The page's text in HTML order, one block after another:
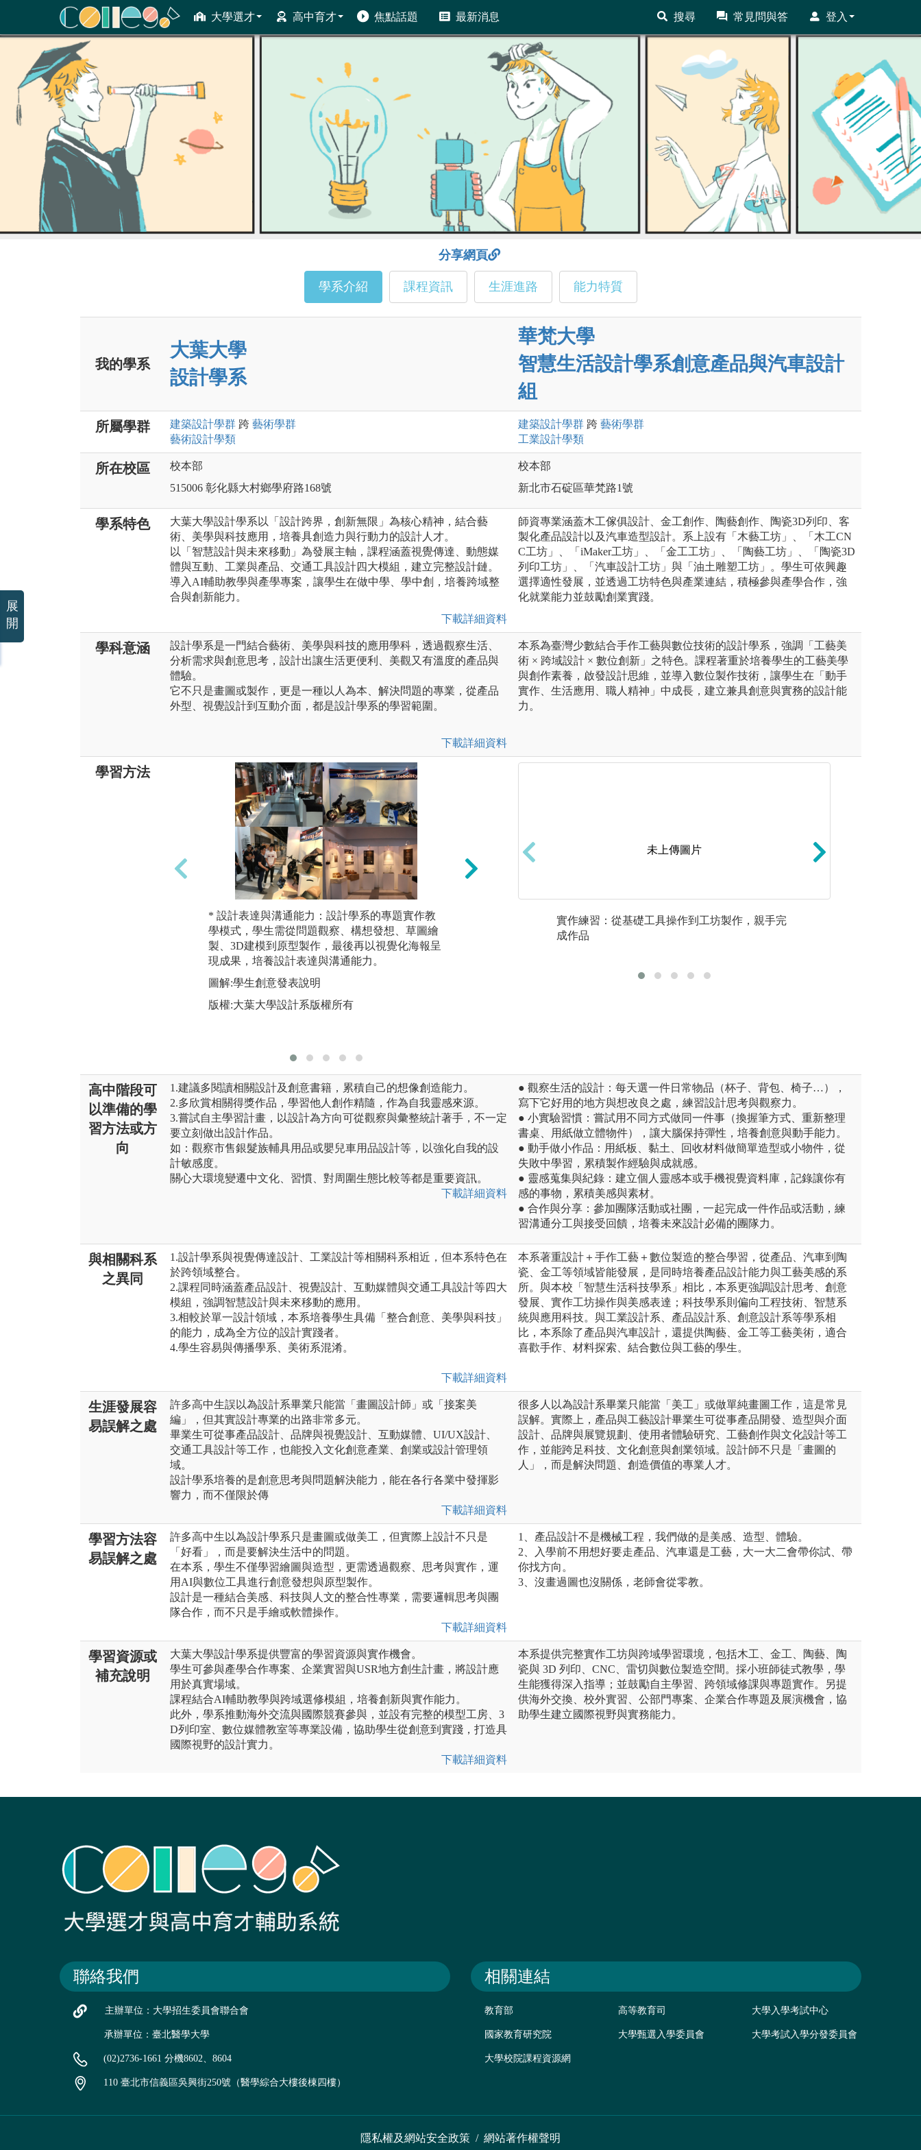
大學選才 高中育才 焦點話題 最新消息 搜尋 常見問與答 登入
ColleGo! 大學選才與高中育才輔助系統
分享網頁
學系介紹 課程資訊 生涯進路 能力特質
我的學系
大葉大學
設計學系
華梵大學
智慧生活設計學系創意產品與汽車設計
組
所屬學群 建築設計學群 跨 藝術學群
藝術設計學類
建築設計學群 跨 藝術學群
工業設計學類
所在校區
校本部
515006 彰化縣大村鄉學府路168號
校本部
新北市石碇區華梵路1號
學系特色
大葉大學設計學系以「設計跨界，創新無限」為核心精神，結合藝
術、美學與科技應用，培養具創造力與行動力的設計人才。
以「智慧設計與未來移動」為發展主軸，課程涵蓋視覺傳達、動態媒
體與互動、工業與產品、交通工具設計四大模組，建立完整設計鏈。
導入AI輔助教學與產學專案，讓學生在做中學、學中創，培養跨域整
合與創新能力。
下載詳細資料
師資專業涵蓋木工傢俱設計、金工創作、陶藝創作、陶瓷3D列印、客
製化產品設計以及汽車造型設計。系上設有「木藝工坊」、「木工CN
C工坊」、「iMaker工坊」、「金工工坊」、「陶藝工坊」、「陶瓷3D
列印工坊」、「汽車設計工坊」與「油土雕塑工坊」。學生可依興趣
選擇適性發展，並透過工坊特色與產業連結，積極參與產學合作，強
化就業能力並鼓勵創業實踐。
學科意涵
設計學系是一門結合藝術、美學與科技的應用學科，透過觀察生活、
分析需求與創意思考，設計出讓生活更便利、美觀又有溫度的產品與
體驗。
它不只是畫圖或製作，更是一種以人為本、解決問題的專業，從產品
外型、視覺設計到互動介面，都是設計學系的學習範圍。
下載詳細資料
本系為臺灣少數結合手作工藝與數位技術的設計學系，強調「工藝美
術 × 跨域設計 × 數位創新」之特色。課程著重於培養學生的工藝美學
與創作素養，啟發設計思維，並導入數位製作技術，讓學生在「動手
實作、生活應用、職人精神」中成長，建立兼具創意與實務的設計能
力。
學習方法
* 設計表達與溝通能力：設計學系的專題實作教
學模式，學生需從問題觀察、構想發想、草圖繪
製、3D建模到原型製作，最後再以視覺化海報呈
現成果，培養設計表達與溝通能力。
圖解:學生創意發表說明
版權:大葉大學設計系版權所有
* 學中做，做中學：學生在實作中探索使用者與
產品的關聯，透過手作激發思考，結合材料特
未上傳圖片
實作練習：從基礎工具操作到工坊製作，親手完
成作品
高中階段可
以準備的學
習方法或方
向
1.建議多閱讀相關設計及創意書籍，累積自己的想像創造能力。
2.多欣賞相關得獎作品，學習他人創作精隨，作為自我靈感來源。
3.嘗試自主學習計畫，以設計為方向可從觀察與彙整統計著手，不一定
要立刻做出設計作品。
如：觀察市售銀髮族輔具用品或嬰兒車用品設計等，以強化自我的設
計敏感度。
關心大環境變遷中文化、習慣、對周圍生態比較等都是重要資訊。
下載詳細資料
● 觀察生活的設計：每天選一件日常物品（杯子、背包、椅子…），
寫下它好用的地方與想改良之處，練習設計思考與觀察力。
● 小實驗習慣：嘗試用不同方式做同一件事（換握筆方式、重新整理
書桌、用紙做立體物件），讓大腦保持彈性，培養創意與動手能力。
● 動手做小作品：用紙板、黏土、回收材料做簡單造型或小物件，從
失敗中學習，累積製作經驗與成就感。
● 靈感蒐集與紀錄：建立個人靈感本或手機視覺資料庫，記錄讓你有
感的事物，累積美感與素材。
● 合作與分享：參加團隊活動或社團，一起完成一件作品或活動，練
習溝通分工與接受回饋，培養未來設計必備的團隊力。
與相關科系
之異同
1.設計學系與視覺傳達設計、工業設計等相關科系相近，但本系特色在
於跨領域整合。
2.課程同時涵蓋產品設計、視覺設計、互動媒體與交通工具設計等四大
模組，強調智慧設計與未來移動的應用。
3.相較於單一設計領域，本系培養學生具備「整合創意、美學與科技」
的能力，成為全方位的設計實踐者。
4.學生容易與傳播學系、美術系混淆。
下載詳細資料
本系著重設計＋手作工藝＋數位製造的整合學習，從產品、汽車到陶
瓷、金工等領域皆能發展，是同時培養產品設計能力與工藝美感的系
所。與本校「智慧生活科技學系」相比，本系更強調設計思考、創意
發展、實作工坊操作與美感表達；科技學系則偏向工程技術、智慧系
統與應用科技。與工業設計系、產品設計系、創意設計系等學系相
比，本系除了產品與汽車設計，還提供陶藝、金工等工藝美術，適合
喜歡手作、材料探索、結合數位與工藝的學生。
生涯發展容
易誤解之處
許多高中生誤以為設計系畢業只能當「畫圖設計師」或「接案美
編」，但其實設計專業的出路非常多元。
畢業生可從事產品設計、品牌與視覺設計、互動媒體、UI/UX設計、
交通工具設計等工作，也能投入文化創意產業、創業或設計管理領
域。
設計學系培養的是創意思考與問題解決能力，能在各行各業中發揮影
響力，而不僅限於傳
下載詳細資料
很多人以為設計系畢業只能當「美工」或做單純畫圖工作，這是常見
誤解。實際上，產品與工藝設計畢業生可從事產品開發、造型與介面
設計、品牌與展覽規劃、使用者體驗研究、工藝創作與文化設計等工
作，並能跨足科技、文化創意與創業領域。設計師不只是「畫圖的
人」，而是解決問題、創造價值的專業人才。
學習方法容
易誤解之處
許多高中生以為設計學系只是畫圖或做美工，但實際上設計不只是
「好看」，而是要解決生活中的問題。
在本系，學生不僅學習繪圖與造型，更需透過觀察、思考與實作，運
用AI與數位工具進行創意發想與原型製作。
設計是一種結合美感、科技與人文的整合性專業，需要邏輯思考與團
隊合作，而不只是手繪或軟體操作。
下載詳細資料
1、產品設計不是機械工程，我們做的是美感、造型、體驗。
2、入學前不用想好要走產品、汽車還是工藝，大一大二會帶你試、帶
你找方向。
3、沒畫過圖也沒關係，老師會從零教。
學習資源或
補充說明
大葉大學設計學系提供豐富的學習資源與實作機會。
學生可參與產學合作專案、企業實習與USR地方創生計畫，將設計應
用於真實場域。
課程結合AI輔助教學與跨域選修模組，培養創新與實作能力。
此外，學系推動海外交流與國際競賽參與，並設有完整的模型工房、3
D列印室、數位媒體教室等專業設備，協助學生從創意到實踐，打造具
國際視野的設計實力。
下載詳細資料
本系提供完整實作工坊與跨域學習環境，包括木工、金工、陶藝、陶
瓷與 3D 列印、CNC、雷切與數位製造空間。採小班師徒式教學，學
生能獲得深入指導；並鼓勵自主學習、跨領域修課與專題實作。另提
供海外交換、校外實習、公部門專案、企業合作專題及展演機會，協
助學生建立國際視野與實務能力。
聯絡我們
主辦單位：大學招生委員會聯合會
承辦單位：臺北醫學大學
(02)2736-1661 分機8602、8604
110 臺北市信義區吳興街250號（醫學綜合大樓後棟四樓）
相關連結
教育部 高等教育司 大學入學考試中心
國家教育研究院 大學甄選入學委員會 大學考試入學分發委員會
大學校院課程資源網
隱私權及網站安全政策 / 網站著作權聲明
展
開